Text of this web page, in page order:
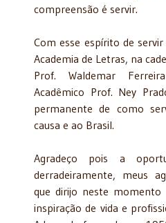
compreensão é servir.
Com esse espírito de
Academia de Letras, na
Prof. Waldemar
Acadêmico Prof. Ney
permanente de como
causa e ao Brasil.
Agradeço pois a
derradeiramente, meus
que dirijo neste
inspiração de vida e